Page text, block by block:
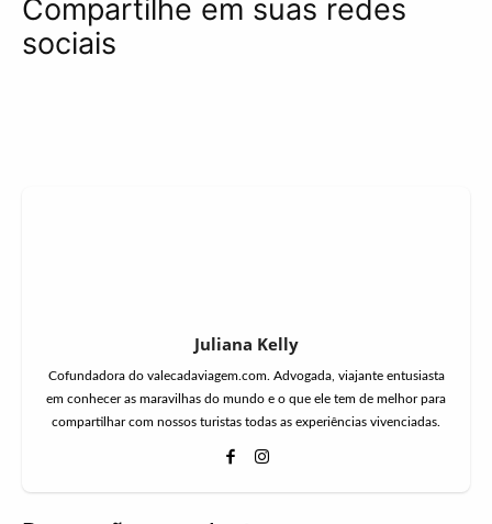
Compartilhe em suas redes
sociais
Juliana Kelly
Cofundadora do valecadaviagem.com. Advogada, viajante entusiasta
em conhecer as maravilhas do mundo e o que ele tem de melhor para
compartilhar com nossos turistas todas as experiências vivenciadas.